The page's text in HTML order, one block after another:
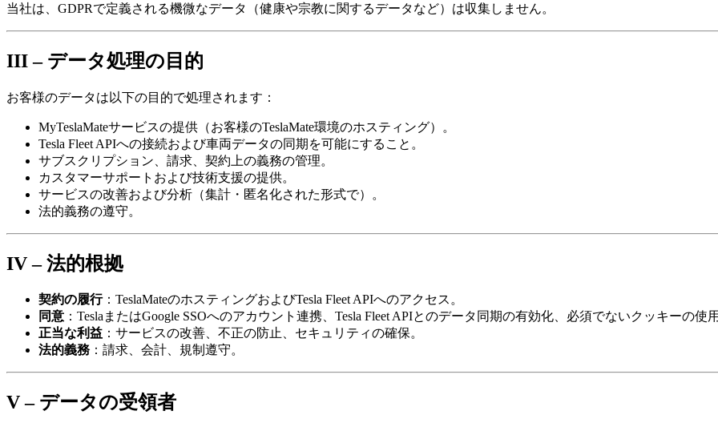
当社は、GDPRで定義される機微なデータ（健康や宗教に関するデータなど）は収集しません。
III – データ処理の目的
お客様のデータは以下の目的で処理されます：
MyTeslaMateサービスの提供（お客様のTeslaMate環境のホスティング）。
Tesla Fleet APIへの接続および車両データの同期を可能にすること。
サブスクリプション、請求、契約上の義務の管理。
カスタマーサポートおよび技術支援の提供。
サービスの改善および分析（集計・匿名化された形式で）。
法的義務の遵守。
IV – 法的根拠
契約の履行：TeslaMateのホスティングおよびTesla Fleet APIへのアクセス。
同意 ：TeslaまたはGoogle SSOへのアカウント連携、Tesla Fleet APIとのデータ同期の有効化、必須でないクッキーの使
正当な利益 ：サービスの改善、不正の防止、セキュリティの確保。
法的義務 ：請求、会計、規制遵守。
V – データの受領者